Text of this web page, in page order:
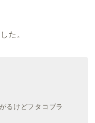
た。
るけどフタコブラ